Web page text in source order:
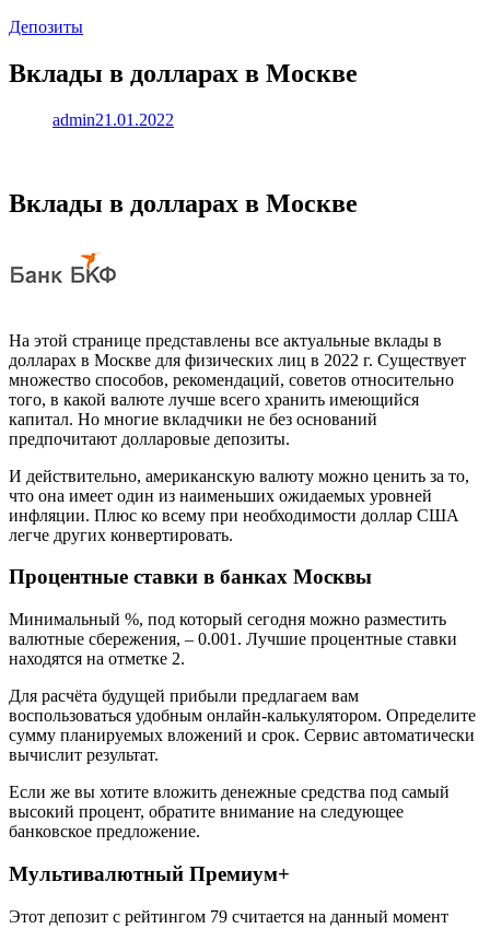
Депозиты
Вклады в долларах в Москве
admin21.01.2022
Вклады в долларах в Москве
На этой странице представлены все актуальные вклады в
долларах в Москве для физических лиц в 2022 г. Существует
множество способов, рекомендаций, советов относительно
того, в какой валюте лучше всего хранить имеющийся
капитал. Но многие вкладчики не без оснований
предпочитают долларовые депозиты.
И действительно, американскую валюту можно ценить за то,
что она имеет один из наименьших ожидаемых уровней
инфляции. Плюс ко всему при необходимости доллар США
легче других конвертировать.
Процентные ставки в банках Москвы
Минимальный %, под который сегодня можно разместить
валютные сбережения, – 0.001. Лучшие процентные ставки
находятся на отметке 2.
Для расчёта будущей прибыли предлагаем вам
воспользоваться удобным онлайн-калькулятором. Определите
сумму планируемых вложений и срок. Сервис автоматически
вычислит результат.
Если же вы хотите вложить денежные средства под самый
высокий процент, обратите внимание на следующее
банковское предложение.
Мультивалютный Премиум+
Этот депозит с рейтингом 79 считается на данный момент